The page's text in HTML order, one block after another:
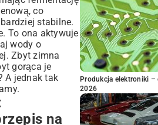
co
stabilne.
To ona aktywuje
wody o
Zbyt zimna
gorąca je
A jednak tak
na
Produkcja elektroniki –
2026